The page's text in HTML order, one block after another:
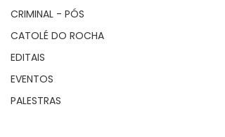
CRIMINAL - PÓS
CATOLÉ DO ROCHA
EDITAIS
EVENTOS
PALESTRAS